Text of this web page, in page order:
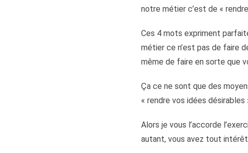
notre métier c’est de «
Ces 4 mots expriment
métier ce n’est pas de faire
même de faire en sorte que
Ça ce ne sont que des
« rendre vos idées désirables
Alors je vous l’accorde
autant, vous avez tout